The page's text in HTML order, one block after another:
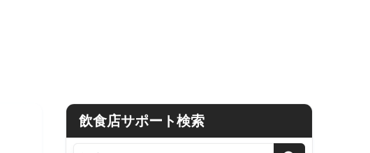
飲食店サポート検索